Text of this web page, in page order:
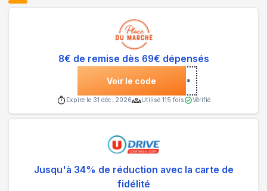
8€ de remise dès 69€ dépensés
Voir le code ***
Expire le 31 déc. 2026 Utilisé 115 fois Vérifié
Jusqu'à 34% de réduction avec la carte de
fidélité